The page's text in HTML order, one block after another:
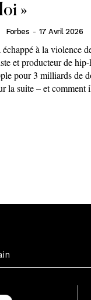
»
Forbes - 17 Avril 2026
à la violence
et producteur de
pour 3 milliards de
la suite – et comment